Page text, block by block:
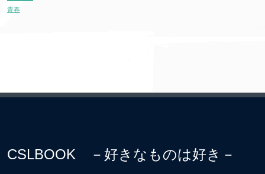
青春
CSLBOOK －好きなものは好き－